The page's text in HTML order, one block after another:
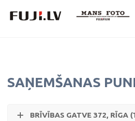
SAŅEMŠANAS
BRĪVĪBAS GATVE 372, RĪGA